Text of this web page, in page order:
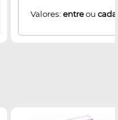
Valores: entreou